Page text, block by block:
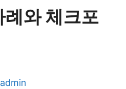
례와 체크포
admin